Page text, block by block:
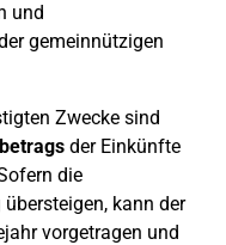
und
gemeinnützigen
Zwecke sind
der Einkünfte
die
kann der
vorgetragen und